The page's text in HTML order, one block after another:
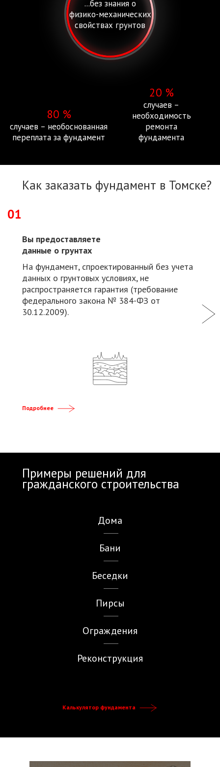
80 %
случаев – необоснованная
переплата за фундамент
...без знания о
физико-механических
свойствах грунтов
20 %
случаев –
необходимость
ремонта
фундамента
Как заказать фундамент в Томске?
01
Вы предоставляете
данные о грунтах
На фундамент, спроектированный без учета
данных о грунтовых условиях, не
распространяется гарантия (требование
федерального закона № 384-ФЗ от
30.12.2009).
Подробнее
Примеры решений для
гражданского строительства
Дома
Бани
Беседки
Пирсы
Ограждения
Реконструкция
Калькулятор фундамента